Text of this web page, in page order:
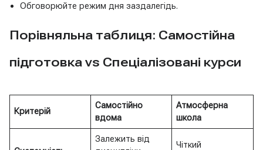
Обговорюйте режим дня заздалегідь.
Порівняльна таблиця: Самостійна
підготовка vs Спеціалізовані курси
Критерій
Самостійно
вдома
Атмосферна
школа
Залежить від
Чіткий